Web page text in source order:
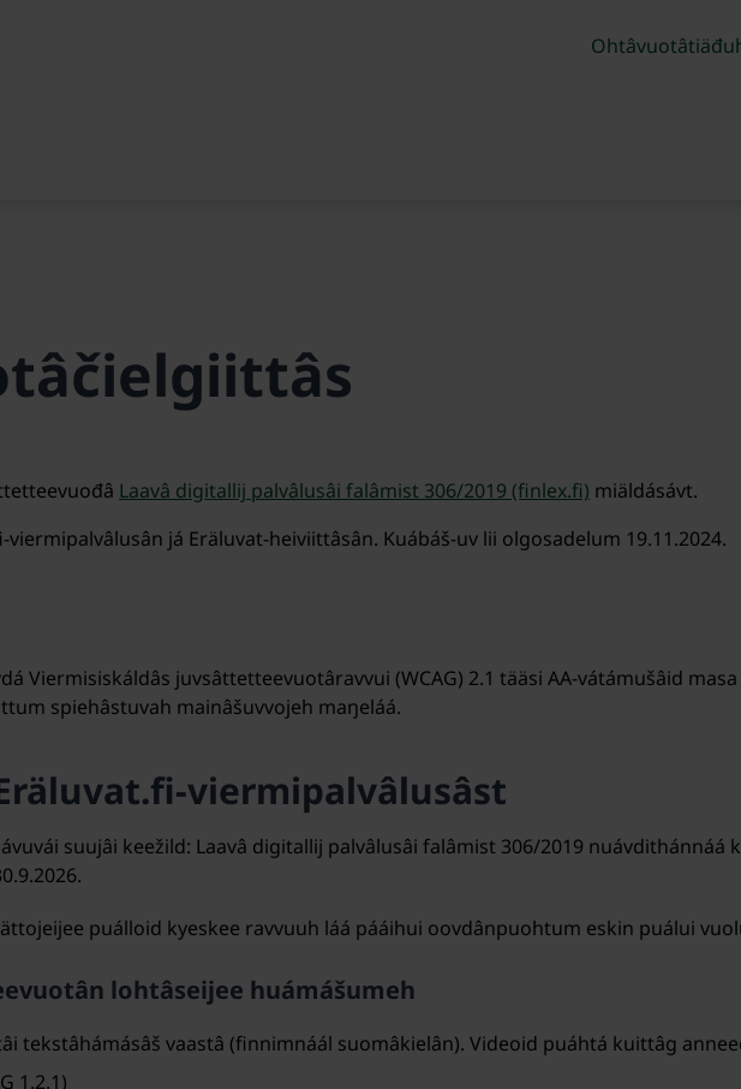
Laavâ digitallij palvâlusâi falâmist 306/2019 (finlex.fi) miäldásávt.
já Eräluvat-heiviittâsân. Kuábáš-uv lii olgosadelum 19.11.2024.
Viermisiskáldâs juvsâttetteevuotâravvui (WCAG) 2.1 tääsi AA-vátámušâid
spiehâstuvah mainâšuvvojeh maŋeláá.
viermipalvâlusâst
suujâi keežild: Laavâ digitallij palvâlusâi falâmist 306/2019 nuávdithánnáá
puálloid kyeskee ravvuuh láá pááihui oovdânpuohtum eskin puálui
lohtâseijee huámášumeh
tekstâhámásâš vaastâ (finnimnáál suomâkielân). Videoid puáhtá kuittâg
1.2.1)